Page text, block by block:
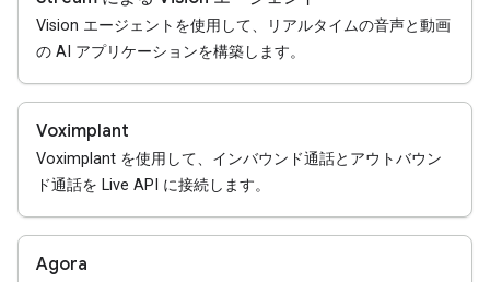
Vision エージェントを使用して、リアルタイムの音声と動画
の AI アプリケーションを構築します。
Voximplant
Voximplant を使用して、インバウンド通話とアウトバウン
ド通話を Live API に接続します。
Agora